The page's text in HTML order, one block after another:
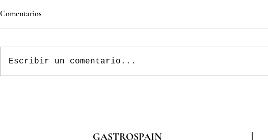
Comentarios
Escribir un comentario...
GASTROSPAIN